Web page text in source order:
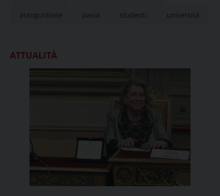
autoguidovie pavia studenti università
ATTUALITÀ